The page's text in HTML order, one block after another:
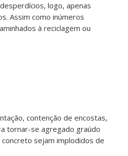
logo, apenas
Assim como inúmeros
à reciclagem ou
contenção de encostas,
tornar-se agregado graúdo
sejam implodidos de